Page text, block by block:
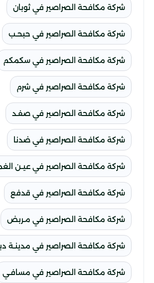
شركة مكافحة الصراصير في ثوبان
شركة مكافحة الصراصير في حبحـب
شركة مكافحة الصراصير في سكمكم
شركة مكافحة الصراصير في شرم
شركة مكافحة الصراصير في صفـد
شركة مكافحة الصراصير في ضدنا
شركة مكافحة الصراصير في عيـن
شركة مكافحة الصراصير في قدفع
شركة مكافحة الصراصير في مـربض
شركة مكافحة الصراصير في مدينـة
شركة مكافحة الصراصير في مسافـي